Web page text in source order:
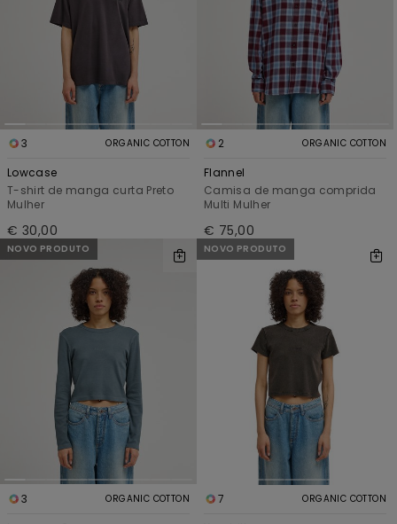
3 ORGANIC COTTON
Lowcase
T-shirt de manga curta Preto
Mulher
€ 30,00
2 ORGANIC COTTON
Flannel
Camisa de manga comprida
Multi Mulher
€ 75,00
NOVO PRODUTO
3 ORGANIC COTTON
NOVO PRODUTO
7 ORGANIC COTTON